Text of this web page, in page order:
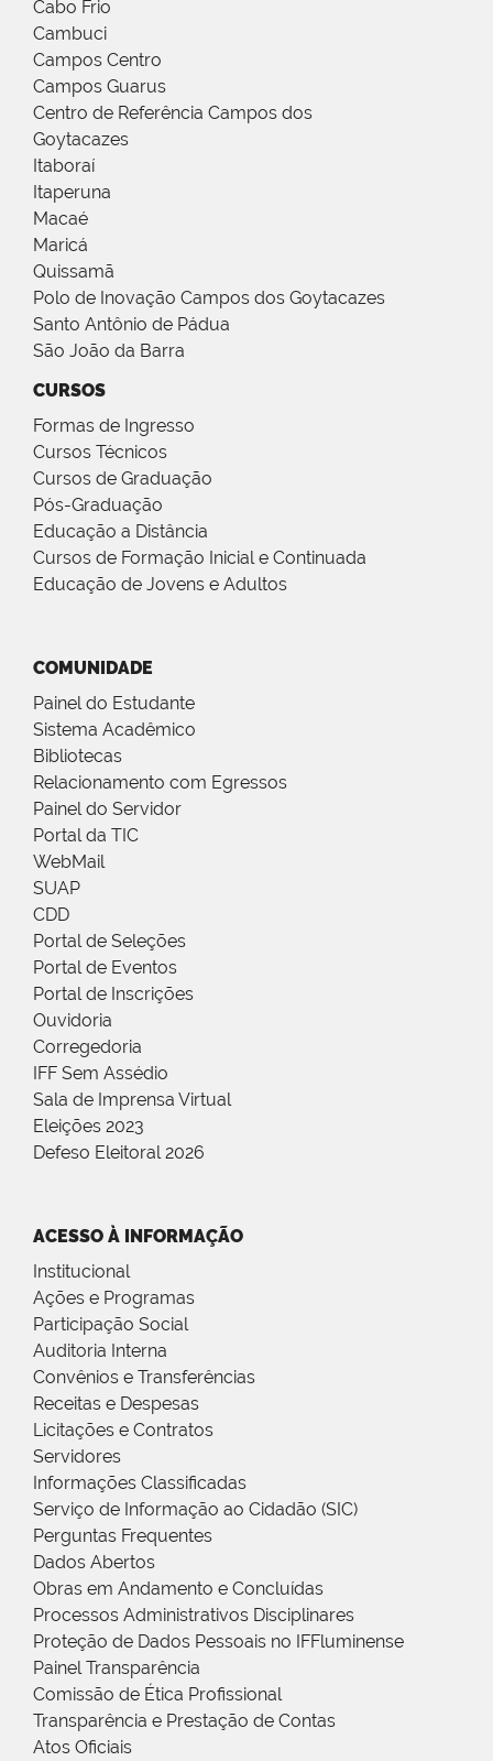
Cabo Frio
Cambuci
Campos Centro
Campos Guarus
Centro de Referência Campos dos
Goytacazes
Itaboraí
Itaperuna
Macaé
Maricá
Quissamã
Polo de Inovação Campos dos Goytacazes
Santo Antônio de Pádua
São João da Barra
CURSOS
Formas de Ingresso
Cursos Técnicos
Cursos de Graduação
Pós-Graduação
Educação a Distância
Cursos de Formação Inicial e Continuada
Educação de Jovens e Adultos
COMUNIDADE
Painel do Estudante
Sistema Acadêmico
Bibliotecas
Relacionamento com Egressos
Painel do Servidor
Portal da TIC
WebMail
SUAP
CDD
Portal de Seleções
Portal de Eventos
Portal de Inscrições
Ouvidoria
Corregedoria
IFF Sem Assédio
Sala de Imprensa Virtual
Eleições 2023
Defeso Eleitoral 2026
ACESSO À INFORMAÇÃO
Institucional
Ações e Programas
Participação Social
Auditoria Interna
Convênios e Transferências
Receitas e Despesas
Licitações e Contratos
Servidores
Informações Classificadas
Serviço de Informação ao Cidadão (SIC)
Perguntas Frequentes
Dados Abertos
Obras em Andamento e Concluídas
Processos Administrativos Disciplinares
Proteção de Dados Pessoais no IFFluminense
Painel Transparência
Comissão de Ética Profissional
Transparência e Prestação de Contas
Atos Oficiais